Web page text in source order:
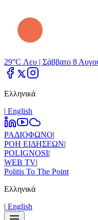
29°C Λευ | Σάββατο 8
Ελληνικά
| Εnglish
ΡΑΔΙΟΦΩΝΟ|
ΡΟΗ ΕΙΔΗΣΕΩΝ|
POLIGNOSI|
WEB TV|
Politis To The Point
Ελληνικά
| Εnglish